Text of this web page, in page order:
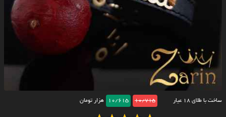
ساخت با طلای ۱۸ عیار 10/715
10/615 هزار تومان